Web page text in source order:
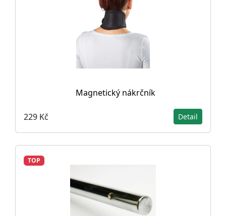
Magnetický nákrčník
229 Kč Detail
TOP